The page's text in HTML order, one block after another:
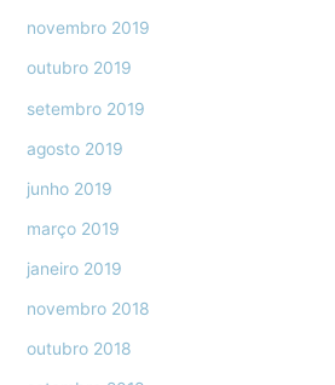
novembro 2019
outubro 2019
setembro 2019
agosto 2019
junho 2019
março 2019
janeiro 2019
novembro 2018
outubro 2018